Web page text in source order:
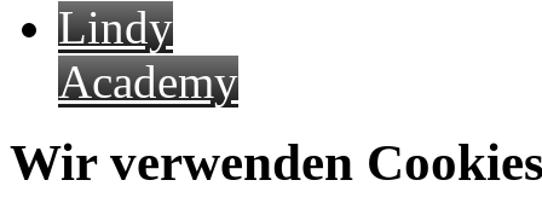
Lindy
Academy
Wir verwenden